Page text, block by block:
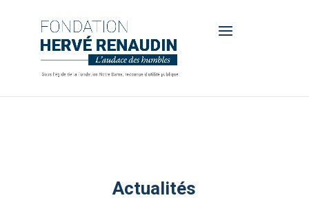
Actualités